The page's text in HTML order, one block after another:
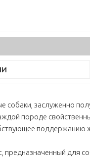
собаки, заслуженно
породе
поддержанию
предназначенный для